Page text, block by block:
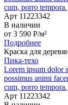
cum, porro tempora.
Арт 11223342
В наличии
от 3 590 P/м²
Подробнее
Краска для
Пика-техо
Lorem ipsum dolor
possimus animi
cum, porro tempora.
Арт 11223342